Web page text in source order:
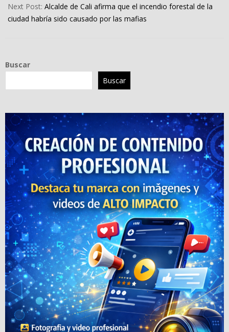
Next Post: Alcalde de Cali afirma que el incendio forestal de la
ciudad habría sido causado por las mafias
Buscar
Buscar